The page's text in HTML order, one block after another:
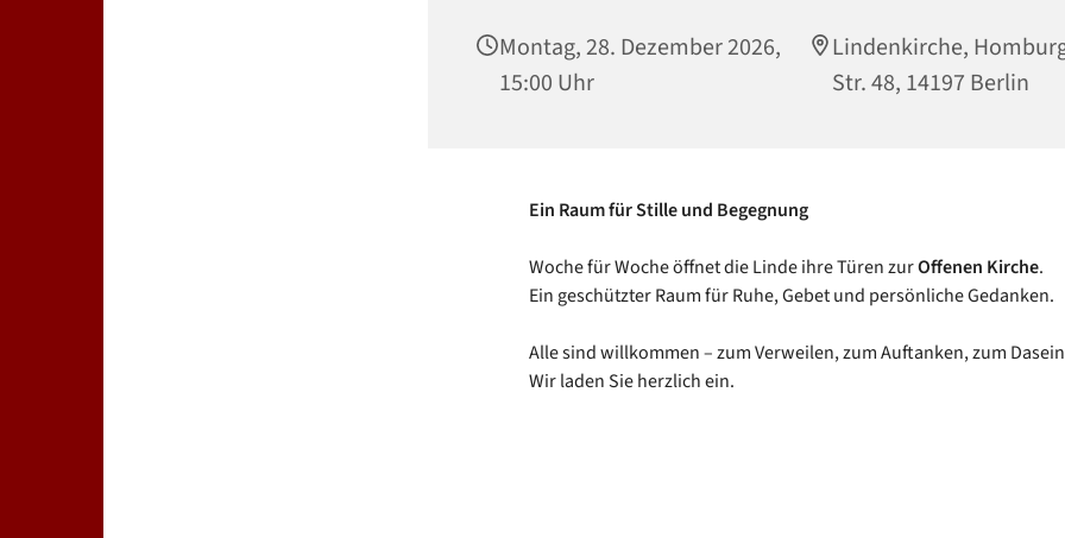
Montag, 28. Dezember 2026,
15:00 Uhr
Lindenkirche,
Str. 48, 14197 Berlin
Ein Raum für Stille und Begegnung
Woche für Woche öffnet die Linde ihre Türen zurOffenen Kirche.
Ein geschützter Raum für Ruhe, Gebet und persönliche Gedanken.
Alle sind willkommen – zum Verweilen, zum Auftanken, zum
Wir laden Sie herzlich ein.